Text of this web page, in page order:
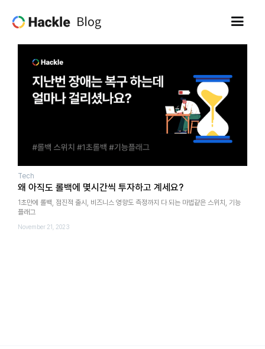
Tech
왜 아직도 롤백에 몇시간씩 투자하고 계세요?
1초만에 롤백, 점진적 출시, 비즈니스 영향도 측정까지 다 되는 마법같은 스위치, 기능
플래그
November 21, 2023